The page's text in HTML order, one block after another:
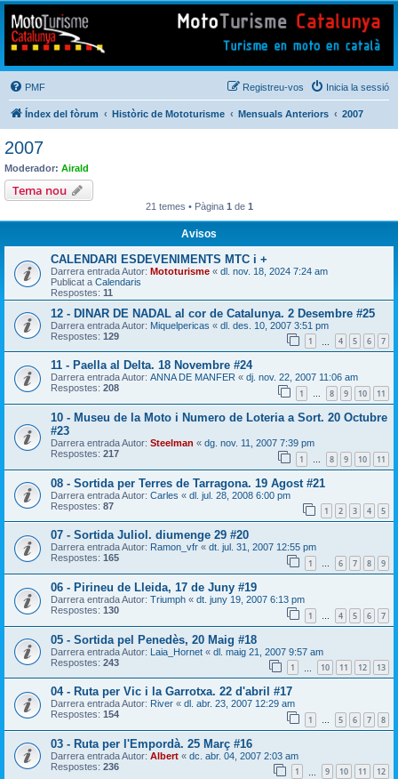
Mototurisme
Turisme en moto en català
PMF Inicia la sessió
Registreu-vos
Índex del fòrum Històric de Mototurisme Mensuals Anteriors 2007
2007
Moderador: Airald
Tema nou
21 temes • Pàgina 1 de 1
Avisos
CALENDARI ESDEVENIMENTS MTC i +
Darrera entrada Autor: Mototurisme « dl. nov. 18, 2024 7:24 am
Publicat a Calendaris
Respostes: 11
12 - DINAR DE NADAL al cor de Catalunya. 2 Desembre #25
Darrera entrada Autor: Miquelpericas « dl. des. 10, 2007 3:51 pm
Respostes: 129 1 4 5 6 7
11 - Paella al Delta. 18 Novembre #24
Darrera entrada Autor: ANNA DE MANFER « dj. nov. 22, 2007 11:06 am
Respostes: 208 1 … 8 9 10 11
10 - Museu de la Moto i Numero de Loteria a Sort. 20 Octubre
#23
Darrera entrada Autor: Steelman « dg. nov. 11, 2007 7:39 pm
Respostes: 217 1 … 8 9 10 11
08 - Sortida per Terres de Tarragona. 19 Agost #21
Darrera entrada Autor: Carles « dl. jul. 28, 2008 6:00 pm
Respostes: 87 1 2 3 4 5
07 - Sortida Juliol. diumenge 29 #20
Darrera entrada Autor: Ramon_vfr « dt. jul. 31, 2007 12:55 pm
Respostes: 165 1 … 6 7 8 9
06 - Pirineu de Lleida, 17 de Juny #19
Darrera entrada Autor: Triumph « dt. juny 19, 2007 6:13 pm
Respostes: 130 1 4 5 6 7
05 - Sortida pel Penedès, 20 Maig #18
Darrera entrada Autor: Laia_Hornet « dl. maig 21, 2007 9:57 am
Respostes: 243 1 10 11 12 13
04 - Ruta per Vic i la Garrotxa. 22 d'abril #17
Darrera entrada Autor: River « dl. abr. 23, 2007 12:29 am
Respostes: 154 1 … 5 6 7 8
03 - Ruta per l'Empordà. 25 Març #16
Darrera entrada Autor: Albert « dc. abr. 04, 2007 2:03 am
Respostes: 236 1 9 10 11 12